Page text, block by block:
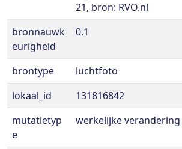
21, bron: RVO.nl
bronnauwk
eurigheid
0.1
brontype
luchtfoto
lokaal_id
131816842
mutatietyp
e
werkelijke verandering